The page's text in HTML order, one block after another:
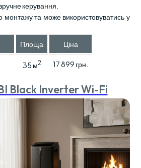
керування.
монтажу та може використовуватись у
Площа Ціна
35 м2 17 899 грн.
Black Inverter Wi-Fi